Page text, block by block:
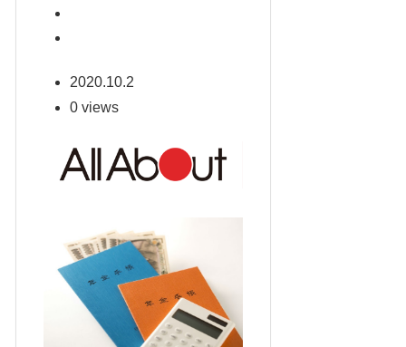
2020.10.2
0 views